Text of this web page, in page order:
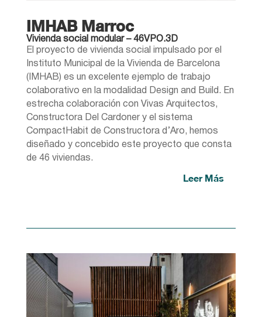
IMHAB Marroc
Vivienda social modular – 46VPO.3D
El proyecto de vivienda social impulsado por el
Instituto Municipal de la Vivienda de Barcelona
(IMHAB) es un excelente ejemplo de trabajo
colaborativo en la modalidad Design and Build. En
estrecha colaboración con Vivas Arquitectos,
Constructora Del Cardoner y el sistema
CompactHabit de Constructora d’Aro, hemos
diseñado y concebido este proyecto que consta
de 46 viviendas.
Leer Más